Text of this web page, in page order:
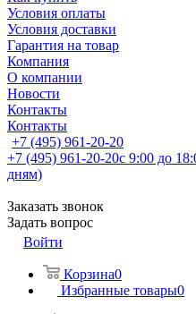
Условия оплаты
Условия доставки
Гарантия на товар
Компания
О компании
Новости
Контакты
Контакты
+7 (495) 961-20-20
+7 (495) 961-20-20с 9:00 до
дням)
Заказать звонок
Задать вопрос
Войти
Корзина0
Избранные товары0